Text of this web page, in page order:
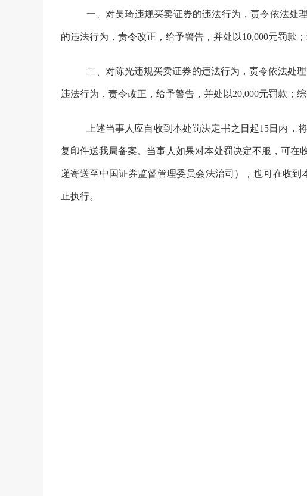
一、对吴琦违规买卖证券的违法行为，责令依法处
的违法行为，责令改正，给予警告，并处以10,000元罚款
二、对陈光违规买卖证券的违法行为，责令依法处
违法行为，责令改正，给予警告，并处以20,000元罚款；
上述当事人应自收到本处罚决定书之日起15日内，
复印件送我局备案。当事人如果对本处罚决定不服，可在
递寄送至中国证券监督管理委员会法治司），也可在收到
止执行。